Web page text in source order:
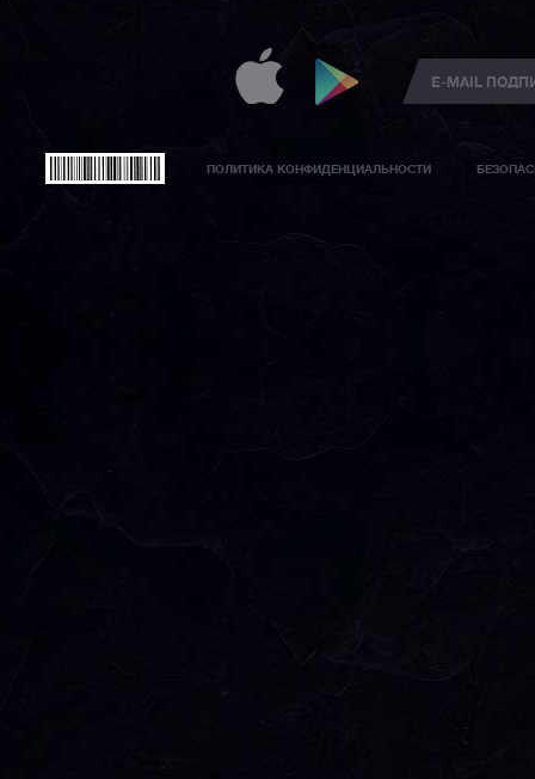
ПОЛИТИКА КОНФИДЕНЦИАЛЬНОСТИ